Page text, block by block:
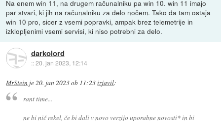
Na enem win 11, na drugem računalniku pa win 10. win 11 imajo
par stvari, ki jih na računalniku za delo nočem. Tako da tam ostaja
win 10 pro, sicer z vsemi popravki, ampak brez telemetrije in
izklopljenimi vsemi servisi, ki niso potrebni za delo.
darkolord
::20. jan 2023, 12:14
MrStein je20. jan 2023 ob 11:23izjavil:
rant time...
ne bi nič rekel, če bi dali v novo verzijo uporabne novosti* in bi